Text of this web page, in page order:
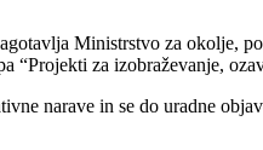
Ministrstvo za okolje,
“Projekti za izobraževanje,
narave in se do uradne